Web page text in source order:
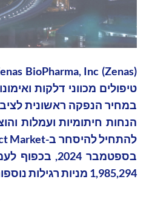
1,985,294 מניות רגילות נוספות במחיר ההנפקה הראשונית לציבור, בניכוי הנחות חיתום ועמלות.